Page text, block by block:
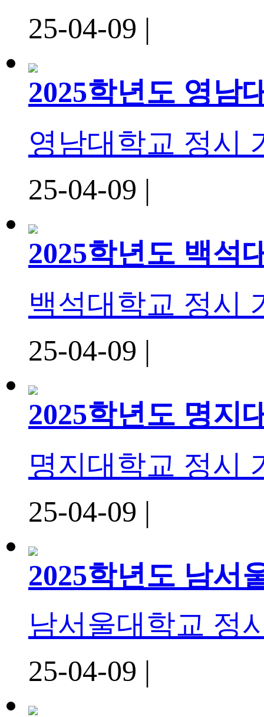
25-04-09 |
2025학년도 영남
영남대학교 정시
25-04-09 |
2025학년도 백석
백석대학교 정시
25-04-09 |
2025학년도 명지
명지대학교 정시
25-04-09 |
2025학년도 남서
남서울대학교 정
25-04-09 |